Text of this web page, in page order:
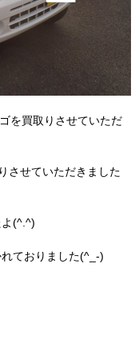
を買取りさせていただ
させていただきました
(^.^)
ておりました(^_-)